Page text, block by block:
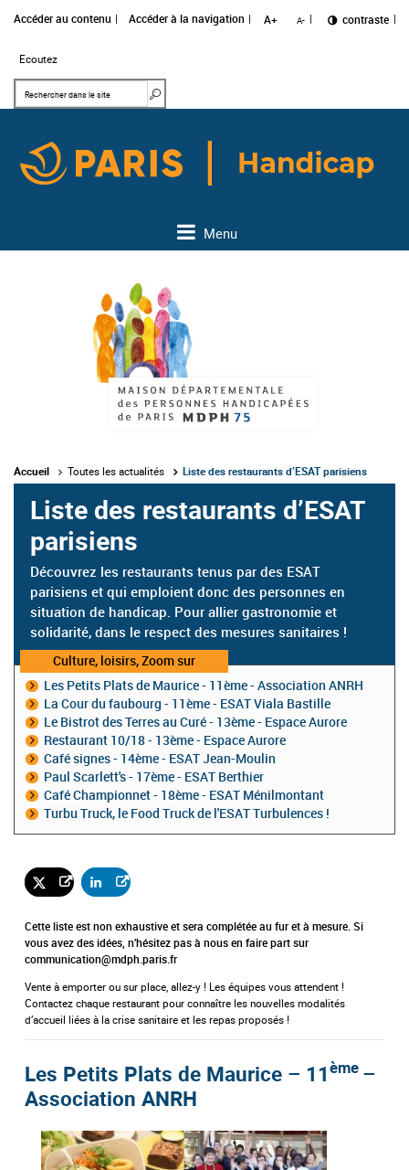
Accéder au contenu Accéder à la navigation A+ A- Changer le
contraste
Ecoutez
Mots clés
Menu
Accueil Toutes les actualités Liste des restaurants d’ESAT parisiens
Liste des restaurants d’ESAT
parisiens
Découvrez les restaurants tenus par des ESAT
parisiens et qui emploient donc des personnes en
situation de handicap. Pour allier gastronomie et
solidarité, dans le respect des mesures sanitaires !
Catégorie
:
Culture, loisirs, Zoom sur
Les Petits Plats de Maurice - 11ème - Association ANRH
La Cour du faubourg - 11ème - ESAT Viala Bastille
Le Bistrot des Terres au Curé - 13ème - Espace Aurore
Restaurant 10/18 - 13ème - Espace Aurore
Café signes - 14ème - ESAT Jean-Moulin
Paul Scarlett's - 17ème - ESAT Berthier
Café Championnet - 18ème - ESAT Ménilmontant
Turbu Truck, le Food Truck de l'ESAT Turbulences !
Cette liste est non exhaustive et sera complétée au fur et à mesure. Si
vous avez des idées, n’hésitez pas à nous en faire part sur
communication@mdph.paris.fr
Vente à emporter ou sur place, allez-y ! Les équipes vous attendent !
Contactez chaque restaurant pour connaître les nouvelles modalités
d’accueil liées à la crise sanitaire et les repas proposés !
Les Petits Plats de Maurice – 11ème –
Association ANRH